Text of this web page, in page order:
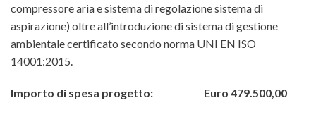
compressore aria e sistema di regolazione sistema di
aspirazione) oltre all’introduzione di sistema di gestione
ambientale certificato secondo norma UNI EN ISO
14001:2015.
Importo di spesa progetto: Euro 479.500,00